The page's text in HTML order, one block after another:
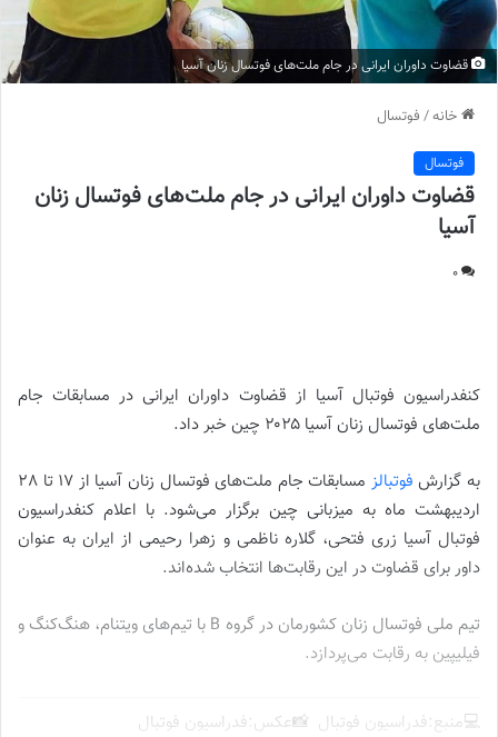
قضاوت داوران ایرانی در جام ملت‌های فوتسال زنان آسیا
خانه/ فوتسال
فوتسال
قضاوت داوران ایرانی در جام ملت‌های فوتسال زنان
آسیا
0
کنفدراسیون فوتبال آسیا از قضاوت داوران ایرانی در مسابقات جام
ملت‌های فوتسال زنان آسیا ۲۰۲۵ چین خبر داد.
به گزارش فوتبالز
مسابقات جام ملت‌های فوتسال زنان آسیا از 17 تا 28
اردیبهشت ماه به میزبانی چین برگزار می‌شود. با اعلام کنفدراسیون
فوتبال آسیا زری فتحی، گلاره ناظمی و زهرا رحیمی از ایران به عنوان
داور برای قضاوت در این رقابت‌ها انتخاب شده‌اند.
تیم ملی فوتسال زنان کشورمان در گروه B با تیم‌های ویتنام، هنگ‌کنگ و
فیلیپین به رقابت می‌پردازد.
💻منبع:فدراسیون فوتبال 📸عکس:فدراسیون فوتبال